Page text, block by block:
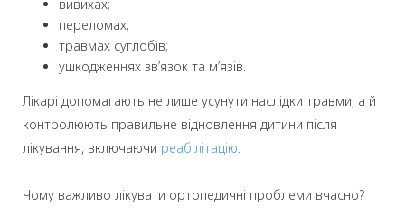
вивихах;
переломах;
травмах суглобів;
ушкодженнях зв’язок та м’язів.
Лікарі допомагають не лише усунути наслідки травми, а й
контролюють правильне відновлення дитини після
лікування, включаючи реабілітацію
Чому важливо лікувати ортопедичні проблеми вчасно?